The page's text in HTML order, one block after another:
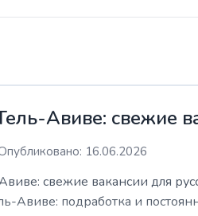
Авиве: свежие
16.06.2026
свежие вакансии для
Авиве: подработка и